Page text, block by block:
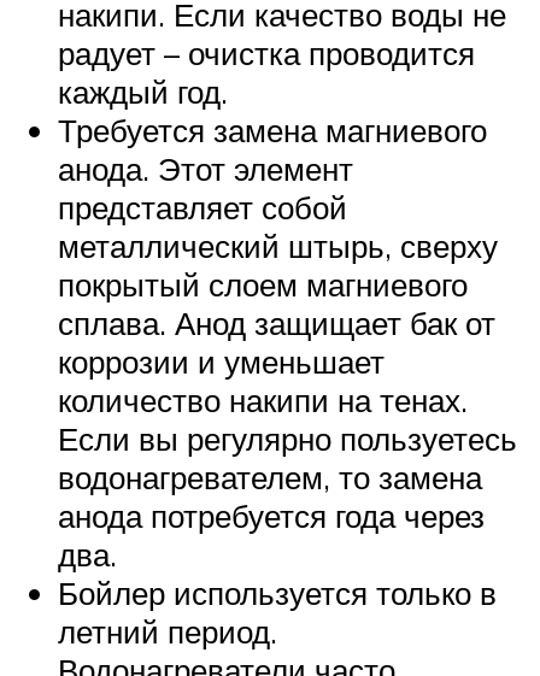
накипи. Если качество воды не
радует – очистка проводится
каждый год.
Требуется замена магниевого
анода. Этот элемент
представляет собой
металлический штырь, сверху
покрытый слоем магниевого
сплава. Анод защищает бак от
коррозии и уменьшает
количество накипи на тенах.
Если вы регулярно пользуетесь
водонагревателем, то замена
анода потребуется года через
два.
Бойлер используется только в
летний период.